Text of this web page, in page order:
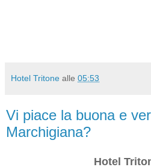
Hotel Tritone alle 05:53
Vi piace la buona e
Marchigiana?
Hotel